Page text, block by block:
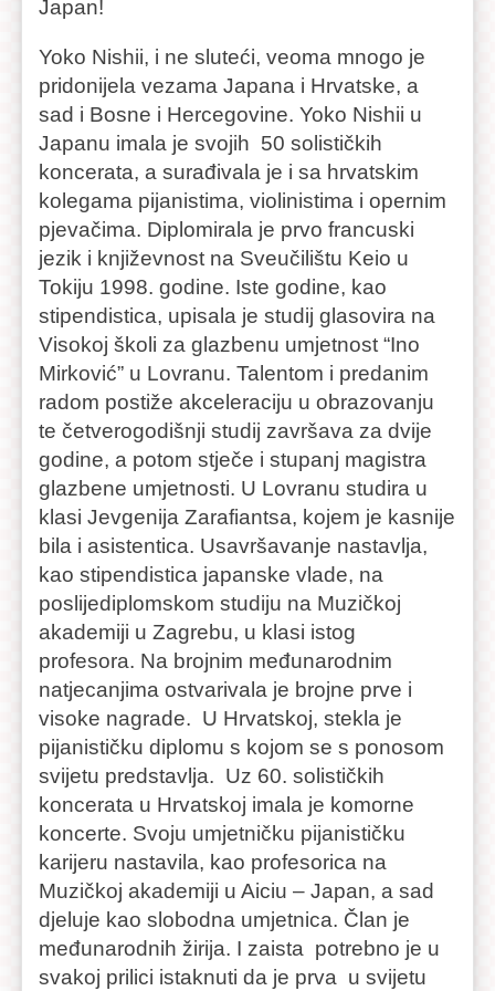
Japan!
Yoko Nishii, i ne sluteći, veoma mnogo je
pridonijela vezama Japana i Hrvatske, a
sad i Bosne i Hercegovine. Yoko Nishii u
Japanu imala je svojih 50 solističkih
koncerata, a surađivala je i sa hrvatskim
kolegama pijanistima, violinistima i opernim
pjevačima. Diplomirala je prvo francuski
jezik i književnost na Sveučilištu Keio u
Tokiju 1998. godine. Iste godine, kao
stipendistica, upisala je studij glasovira na
Visokoj školi za glazbenu umjetnost “Ino
Mirković” u Lovranu. Talentom i predanim
radom postiže akceleraciju u obrazovanju
te četverogodišnji studij završava za dvije
godine, a potom stječe i stupanj magistra
glazbene umjetnosti. U Lovranu studira u
klasi Jevgenija Zarafiantsa, kojem je kasnije
bila i asistentica. Usavršavanje nastavlja,
kao stipendistica japanske vlade, na
poslijediplomskom studiju na Muzičkoj
akademiji u Zagrebu, u klasi istog
profesora. Na brojnim međunarodnim
natjecanjima ostvarivala je brojne prve i
visoke nagrade. U Hrvatskoj, stekla je
pijanističku diplomu s kojom se s ponosom
svijetu predstavlja. Uz 60. solističkih
koncerata u Hrvatskoj imala je komorne
koncerte. Svoju umjetničku pijanističku
karijeru nastavila, kao profesorica na
Muzičkoj akademiji u Aiciu – Japan, a sad
djeluje kao slobodna umjetnica. Član je
međunarodnih žirija. I zaista potrebno je u
svakoj prilici istaknuti da je prva u svijetu